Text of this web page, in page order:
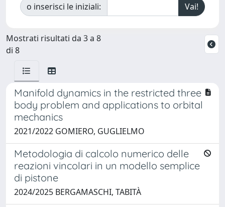
o inserisci le iniziali:
Mostrati risultati da 3 a 8
di 8
Manifold dynamics in the restricted three
body problem and applications to orbital
mechanics
2021/2022 GOMIERO, GUGLIELMO
Metodologia di calcolo numerico delle
reazioni vincolari in un modello semplice
di pistone
2024/2025 BERGAMASCHI, TABITÀ